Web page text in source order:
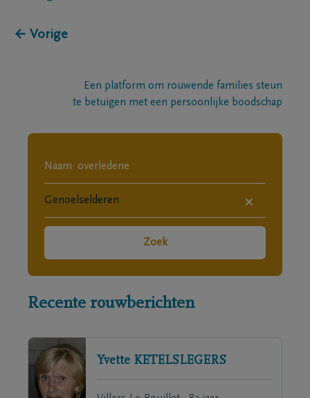
← Vorige
Een platform om rouwende families steun
te betuigen met een persoonlijke boodschap
×
Zoek
Recente rouwberichten
Yvette KETELSLEGERS